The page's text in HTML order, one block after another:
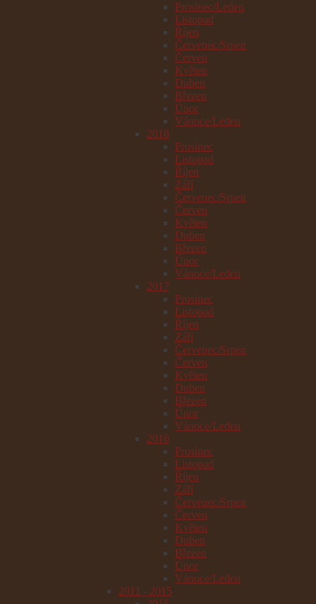
Prosinec/Leden
Listopad
Říjen
Červenec/Srpen
Červen
Květen
Duben
Březen
Únor
Vánoce/Leden
2018
Prosinec
Listopad
Říjen
Září
Červenec/Srpen
Červen
Květen
Duben
Březen
Únor
Vánoce/Leden
2017
Prosinec
Listopad
Říjen
Září
Červenec/Srpen
Červen
Květen
Duben
Březen
Únor
Vánoce/Leden
2016
Prosinec
Listopad
Říjen
Září
Červenec/Srpen
Červen
Květen
Duben
Březen
Únor
Vánoce/Leden
2011 - 2015